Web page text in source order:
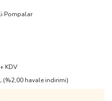
Pompalar
KDV
(%2,00 havale indirimi)